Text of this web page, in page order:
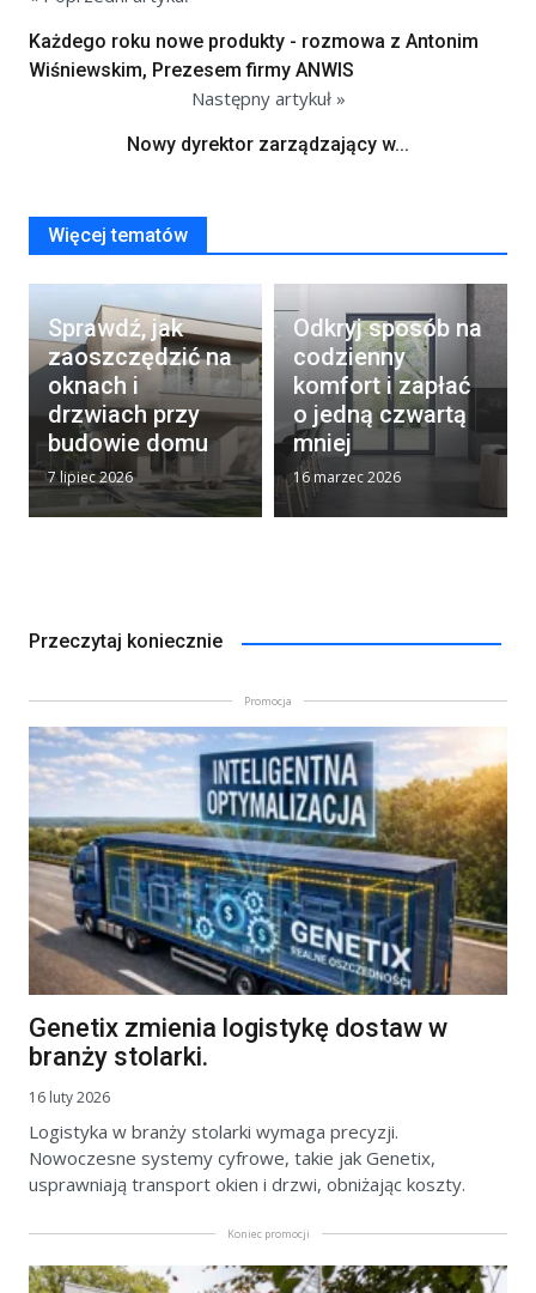
Każdego roku nowe produkty - rozmowa z Antonim
Wiśniewskim, Prezesem firmy ANWIS
Następny artykuł »
Nowy dyrektor zarządzający w...
Więcej tematów
Sprawdź, jak
zaoszczędzić na
oknach i
drzwiach przy
budowie domu
7 lipiec 2026
Odkryj sposób na
codzienny
komfort i zapłać
o jedną czwartą
mniej
16 marzec 2026
Przeczytaj koniecznie
Promocja
Genetix zmienia logistykę dostaw w
branży stolarki.
16 luty 2026
Logistyka w branży stolarki wymaga precyzji.
Nowoczesne systemy cyfrowe, takie jak Genetix,
usprawniają transport okien i drzwi, obniżając koszty.
Koniec promocji